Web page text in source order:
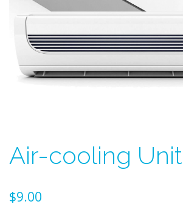
Air-cooling Unit
$9.00